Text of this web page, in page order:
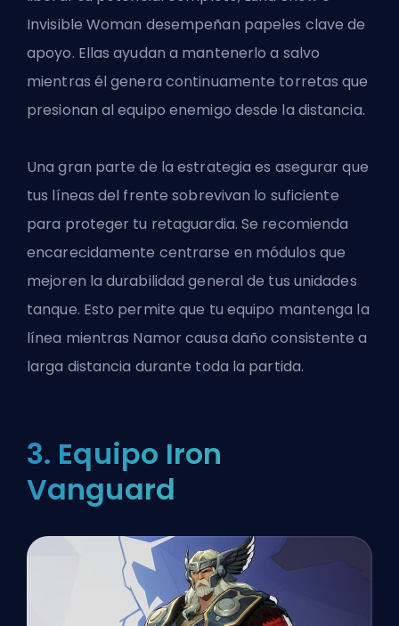
Invisible Woman desempeñan papeles clave de
apoyo. Ellas ayudan a mantenerlo a salvo
mientras él genera continuamente torretas que
presionan al equipo enemigo desde la distancia.
Una gran parte de la estrategia es asegurar que
tus líneas del frente sobrevivan lo suficiente
para proteger tu retaguardia. Se recomienda
encarecidamente centrarse en módulos que
mejoren la durabilidad general de tus unidades
tanque. Esto permite que tu equipo mantenga la
línea mientras Namor causa daño consistente a
larga distancia durante toda la partida.
3. Equipo Iron
Vanguard